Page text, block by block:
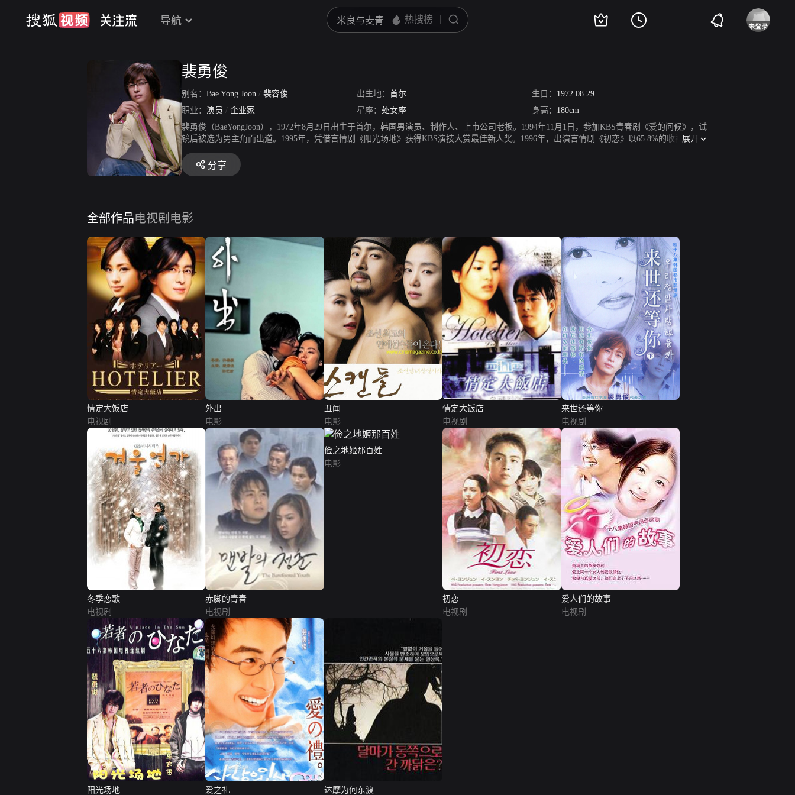
导航
裴勇俊
别名： Bae Yong Joon / 裴容俊 出生地： 首尔 生日： 1972.08.29
职业： 演员 / 企业家 星座： 处女座 身高： 180cm
裴勇俊（BaeYongJoon），1972年8月29日出生于首尔，韩国男演员、制作人、上市公司老板。1994年11月1日，参加KBS青春剧《爱的问候》，试
镜后被选为男主角而出道。1995年，凭借言情剧《阳光场地》获得KBS演技大赏最佳新人奖。1996年，出演言情剧《初恋》以65.8%的收视率刷新
韩国电视剧的收视记录。获得KBS演技大赏优秀演技奖。2001年，饰演《情定大饭店》中的一个M&A专业人士“申东贤”一角。2002年，主演《冬
季恋歌》获得KBS演技大赏最优秀演技奖。海外剧在日本播放时，最高收视率为20.6%。2003年，主演首部电影《丑闻－朝鲜男女相悦之词》，获
得第24届青龙电影节最佳男新人奖和第40届韩国百想艺术大赏男新人奖。2004年6月，成立BOF经纪公司，成为收购合并后的KEYEAST。2005
展开
分享
全部作品电视剧 电影
情定大饭店
电视剧
外出
电影
丑闻
电影
情定大饭店
电视剧
来世还等你
电视剧
冬季恋歌
电视剧
赤脚的青春
电视剧
俭之地姬那百姓
电影
初恋
电视剧
爱人们的故事
电视剧
阳光场地 爱之礼 达摩为何东渡